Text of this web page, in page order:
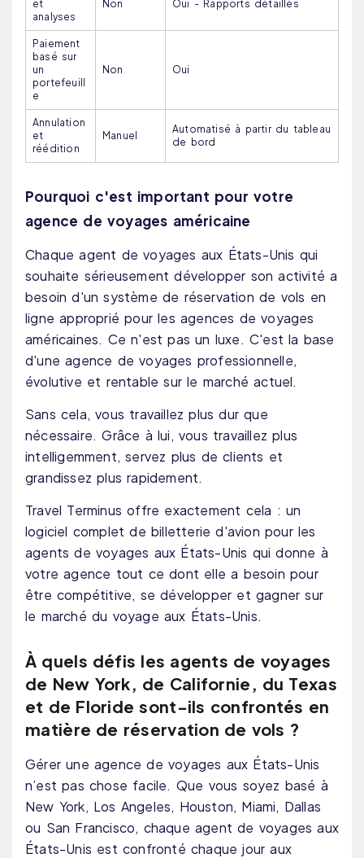
et
analyses
Non Oui - Rapports détaillés
Paiement
basé sur
un
portefeuill
e
Non Oui
Annulation
et
réédition
Manuel
Automatisé à partir du tableau
de bord
Pourquoi c'est important pour votre
agence de voyages américaine
Chaque agent de voyages aux États-Unis qui
souhaite sérieusement développer son activité a
besoin d'un système de réservation de vols en
ligne approprié pour les agences de voyages
américaines. Ce n'est pas un luxe. C'est la base
d'une agence de voyages professionnelle,
évolutive et rentable sur le marché actuel.
Sans cela, vous travaillez plus dur que
nécessaire. Grâce à lui, vous travaillez plus
intelligemment, servez plus de clients et
grandissez plus rapidement.
Travel Terminus offre exactement cela : un
logiciel complet de billetterie d'avion pour les
agents de voyages aux États-Unis qui donne à
votre agence tout ce dont elle a besoin pour
être compétitive, se développer et gagner sur
le marché du voyage aux États-Unis.
À quels défis les agents de voyages
de New York, de Californie, du Texas
et de Floride sont-ils confrontés en
matière de réservation de vols ?
Gérer une agence de voyages aux États-Unis
n’est pas chose facile. Que vous soyez basé à
New York, Los Angeles, Houston, Miami, Dallas
ou San Francisco, chaque agent de voyages aux
États-Unis est confronté chaque jour aux